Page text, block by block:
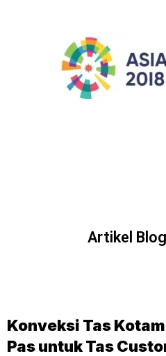
Artikel Blog
Konveksi Tas
Pas untuk Tas